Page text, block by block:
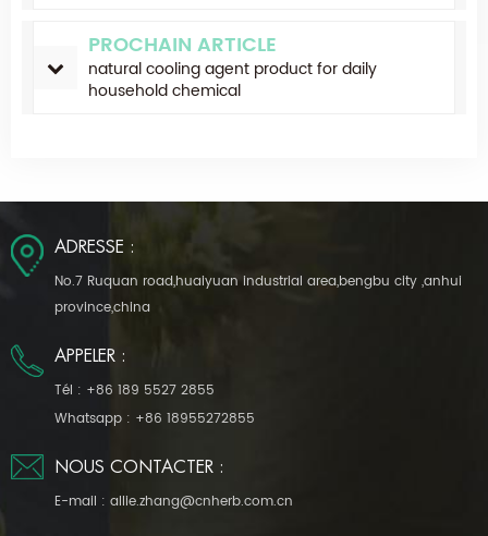
PROCHAIN ARTICLE
natural cooling agent product for daily
household chemical
ADRESSE :
No.7 Ruquan road,huaiyuan industrial area,bengbu city ,anhui
province,china
APPELER :
Tél : +86 189 5527 2855
Whatsapp : +86 18955272855
NOUS CONTACTER :
E-mail : allie.zhang@cnherb.com.cn